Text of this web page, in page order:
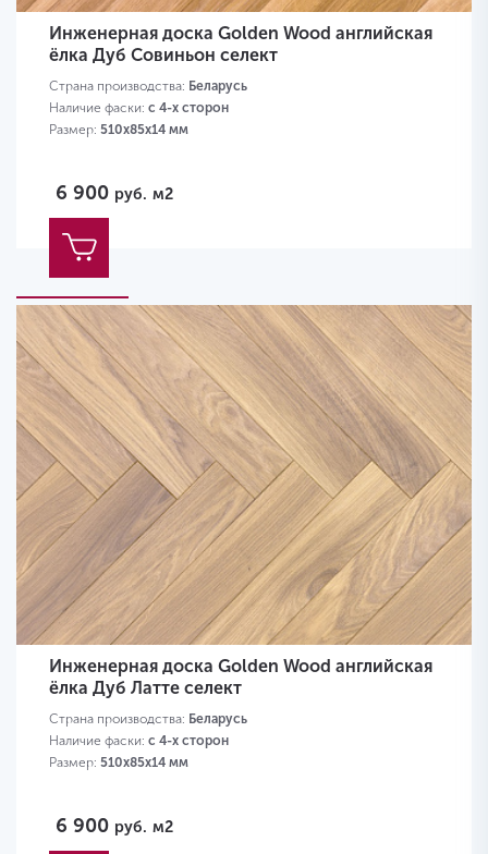
Инженерная доска Golden Wood английская
ёлка Дуб Совиньон селект
Страна производства: Беларусь
Наличие фаски: с 4-х сторон
Размер: 510х85х14 мм
6 900 руб. м2
Инженерная доска Golden Wood английская
ёлка Дуб Латте селект
Страна производства: Беларусь
Наличие фаски: с 4-х сторон
Размер: 510х85х14 мм
6 900 руб. м2